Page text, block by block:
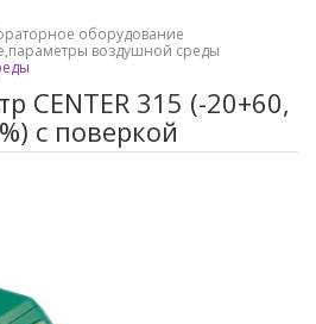
оборудование
воздушной среды
CENTER 315 (-20+60,
с поверкой